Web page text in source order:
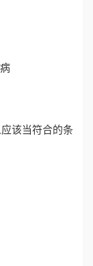
该当符合的条